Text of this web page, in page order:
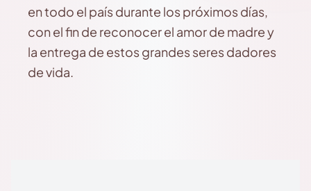
en todo el país durante los próximos días,
con el fin de reconocer el amor de madre y
la entrega de estos grandes seres dadores
de vida.